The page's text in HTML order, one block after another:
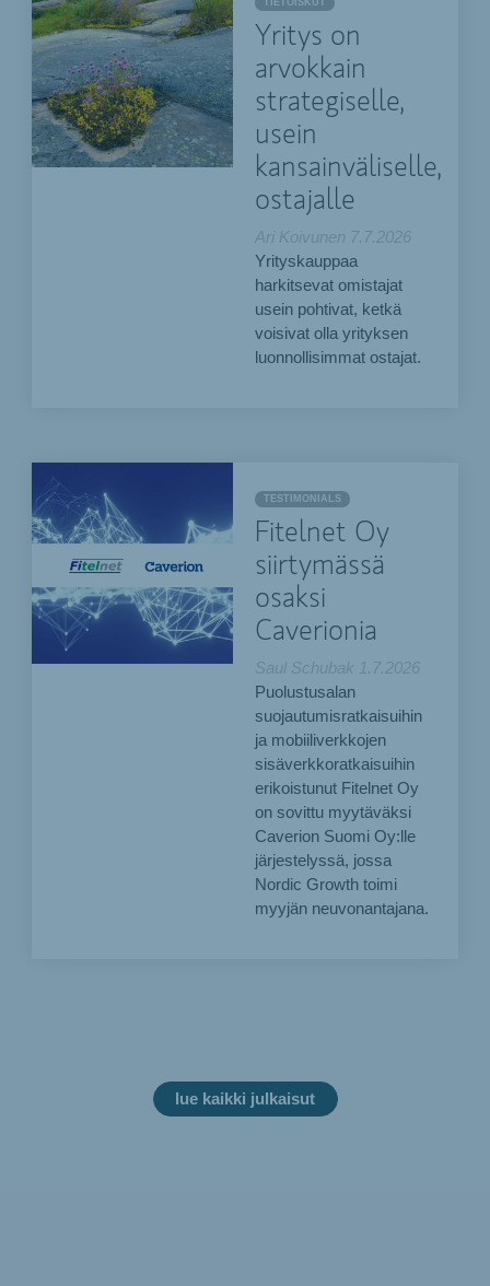
TIETOISKUT
Yritys on
arvokkain
strategiselle,
usein
kansainväliselle,
ostajalle
Ari Koivunen 7.7.2026
Yrityskauppaa
harkitsevat omistajat
usein pohtivat, ketkä
voisivat olla yrityksen
luonnollisimmat ostajat.
TESTIMONIALS
Fitelnet Oy
siirtymässä
osaksi
Caverionia
Saul Schubak
1.7.2026
Puolustusalan
suojautumisratkaisuihin
ja mobiiliverkkojen
sisäverkkoratkaisuihin
erikoistunut Fitelnet Oy
on sovittu myytäväksi
Caverion Suomi Oy:lle
järjestelyssä, jossa
Nordic Growth toimi
myyjän neuvonantajana.
lue kaikki julkaisut